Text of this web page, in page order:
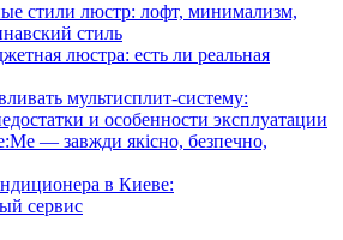
стили люстр: лофт, минимализм,
стиль
люстра: есть ли реальная
мультисплит-систему:
и особенности эксплуатации
— завжди якісно, безпечно,
в Киеве:
сервис